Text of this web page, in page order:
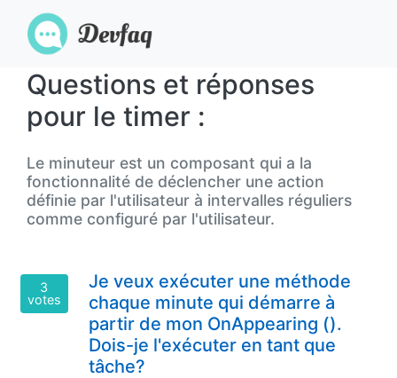
Questions et réponses
pour le timer :
Le minuteur est un composant qui a la
fonctionnalité de déclencher une action
définie par l'utilisateur à intervalles réguliers
comme configuré par l'utilisateur.
3
votes
Je veux exécuter une méthode
chaque minute qui démarre à
partir de mon OnAppearing ().
Dois-je l'exécuter en tant que
tâche?